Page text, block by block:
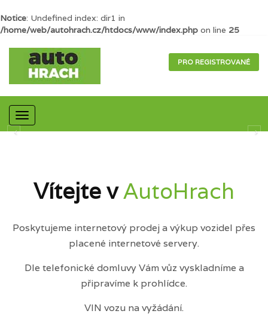
Notice: Undefined index: dir1 in
/home/web/autohrach.cz/htdocs/www/index.php on line 25
PRO REGISTROVANÉ
Mobilní
navigace
Vítejte vAutoHrach
Poskytujeme internetový prodej a výkup vozidel přes
placené internetové servery.
Dle telefonické domluvy Vám vůz vyskladníme a
připravíme k prohlídce.
VIN vozu na vyžádání.